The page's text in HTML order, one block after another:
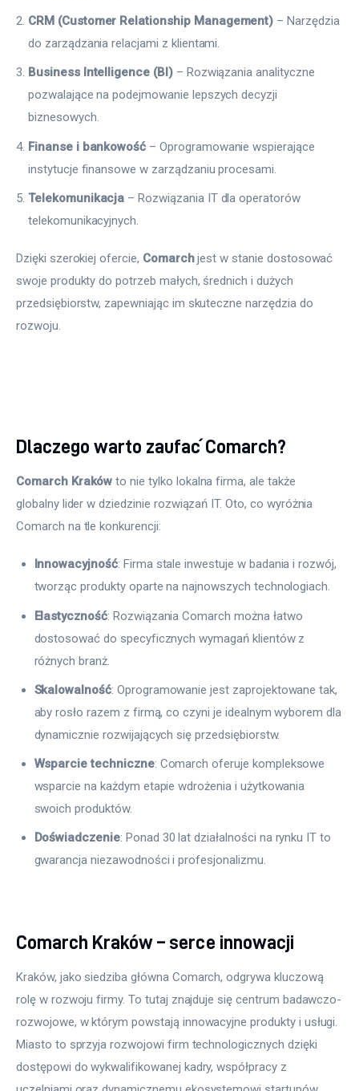
CRM (Customer Relationship Management) – Narzędzia
do zarządzania relacjami z klientami.
Business Intelligence (BI)– Rozwiązania analityczne
pozwalające na podejmowanie lepszych decyzji
biznesowych.
Finanse i bankowość – Oprogramowanie wspierające
instytucje finansowe w zarządzaniu procesami.
Telekomunikacja – Rozwiązania IT dla operatorów
telekomunikacyjnych.
Dzięki szerokiej ofercie, Comarch jest w stanie dostosować
swoje produkty do potrzeb małych, średnich i dużych
przedsiębiorstw, zapewniając im skuteczne narzędzia do
rozwoju.
Dlaczego warto zaufać Comarch?
Comarch Kraków to nie tylko lokalna firma, ale także
globalny lider w dziedzinie rozwiązań IT. Oto, co wyróżnia
Comarch na tle konkurencji:
Innowacyjność: Firma stale inwestuje w badania i rozwój,
tworząc produkty oparte na najnowszych technologiach.
Elastyczność: Rozwiązania Comarch można łatwo
dostosować do specyficznych wymagań klientów z
różnych branż.
Skalowalność: Oprogramowanie jest zaprojektowane tak,
aby rosło razem z firmą, co czyni je idealnym wyborem dla
dynamicznie rozwijających się przedsiębiorstw.
Wsparcie techniczne: Comarch oferuje kompleksowe
wsparcie na każdym etapie wdrożenia i użytkowania
swoich produktów.
Doświadczenie: Ponad 30 lat działalności na rynku IT to
gwarancja niezawodności i profesjonalizmu.
Comarch Kraków – serce innowacji
Kraków, jako siedziba główna Comarch, odgrywa kluczową
rolę w rozwoju firmy. To tutaj znajduje się centrum badawczo-
rozwojowe, w którym powstają innowacyjne produkty i usługi.
Miasto to sprzyja rozwojowi firm technologicznych dzięki
dostępowi do wykwalifikowanej kadry, współpracy z